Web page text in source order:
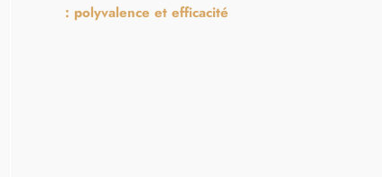
: polyvalence et efficacité